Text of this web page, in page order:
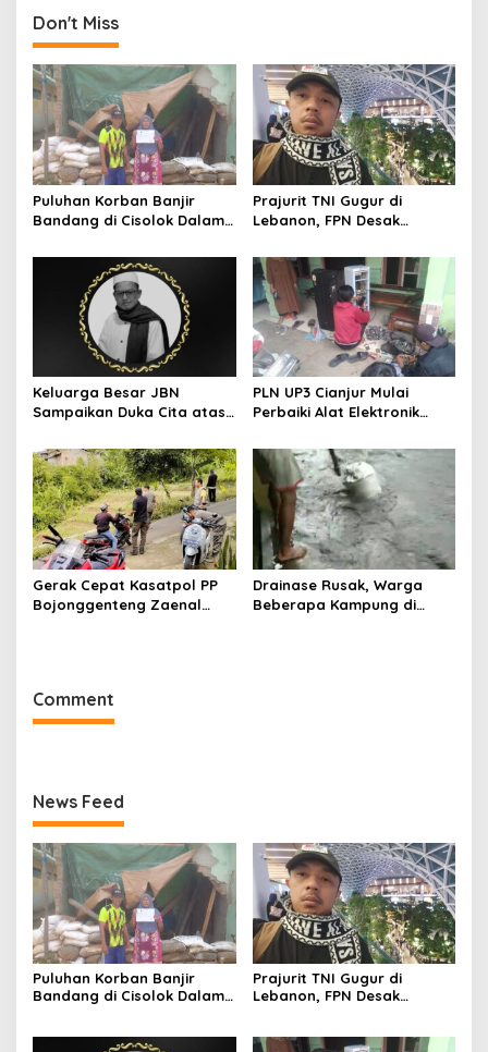
Don't Miss
Puluhan Korban Banjir
Bandang di Cisolok Dalam
Tenda Lusuh
Prajurit TNI Gugur di
Lebanon, FPN Desak
Israel
Keluarga Besar JBN
Sampaikan Duka Cita atas
Cimahi, Muh Effendi
PLN UP3 Cianjur Mulai
Perbaiki Alat Elektronik
Korsleting Pasca ROW
Gerak Cepat Kasatpol PP
Bojonggenteng Zaenal
Drainase Rusak, Warga
Beberapa Kampung di
Comment
News Feed
Puluhan Korban Banjir
Bandang di Cisolok Dalam
Prajurit TNI Gugur di
Lebanon, FPN Desak